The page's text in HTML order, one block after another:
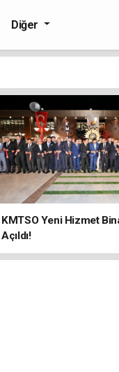
Diğer
KMTSO Yeni Hizmet
Açıldı!